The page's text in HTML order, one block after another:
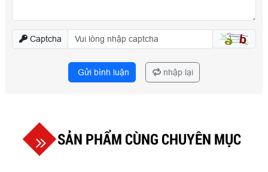
Captcha
Gửi bình luận nhập lại
SẢN PHẨM CÙNG CHUYÊN MỤC